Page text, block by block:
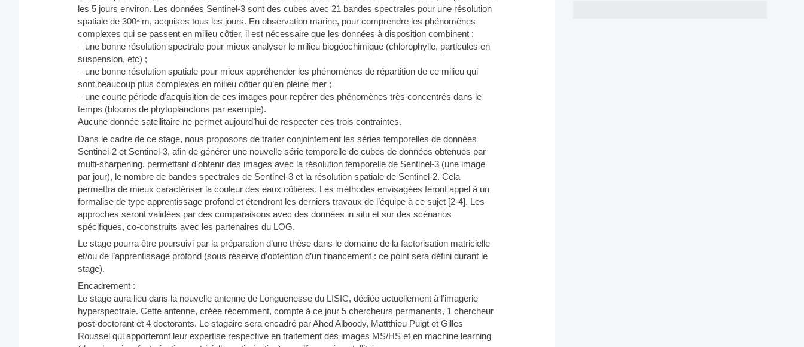
les 5 jours environ. Les données Sentinel-3 sont des cubes avec 21 bandes spectrales pour une résolution
spatiale de 300~m, acquises tous les jours. En observation marine, pour comprendre les phénomènes
complexes qui se passent en milieu côtier, il est nécessaire que les données à disposition combinent :
– une bonne résolution spectrale pour mieux analyser le milieu biogéochimique (chlorophylle, particules en
suspension, etc) ;
– une bonne résolution spatiale pour mieux appréhender les phénomènes de répartition de ce milieu qui
sont beaucoup plus complexes en milieu côtier qu’en pleine mer ;
– une courte période d’acquisition de ces images pour repérer des phénomènes très concentrés dans le
temps (blooms de phytoplanctons par exemple).
Aucune donnée satellitaire ne permet aujourd’hui de respecter ces trois contraintes.
Dans le cadre de ce stage, nous proposons de traiter conjointement les séries temporelles de données
Sentinel-2 et Sentinel-3, afin de générer une nouvelle série temporelle de cubes de données obtenues par
multi-sharpening, permettant d’obtenir des images avec la résolution temporelle de Sentinel-3 (une image
par jour), le nombre de bandes spectrales de Sentinel-3 et la résolution spatiale de Sentinel-2. Cela
permettra de mieux caractériser la couleur des eaux côtières. Les méthodes envisagées feront appel à un
formalise de type apprentissage profond et étendront les derniers travaux de l’équipe à ce sujet [2-4]. Les
approches seront validées par des comparaisons avec des données in situ et sur des scénarios
spécifiques, co-construits avec les partenaires du LOG.
Le stage pourra être poursuivi par la préparation d’une thèse dans le domaine de la factorisation matricielle
et/ou de l’apprentissage profond (sous réserve d’obtention d’un financement : ce point sera défini durant le
stage).
Encadrement :
Le stage aura lieu dans la nouvelle antenne de Longuenesse du LISIC, dédiée actuellement à l’imagerie
hyperspectrale. Cette antenne, créée récemment, compte à ce jour 5 chercheurs permanents, 1 chercheur
post-doctorant et 4 doctorants. Le stagaire sera encadré par Ahed Alboody, Mattthieu Puigt et Gilles
Roussel qui apporteront leur expertise respective en traitement des images MS/HS et en machine learning